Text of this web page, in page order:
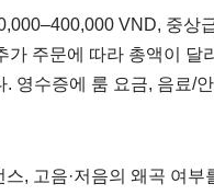
VND, 중상
주문에 따라 총액이 달
수증에 룸 요금, 음료/
, 고음·저음의 왜곡 여